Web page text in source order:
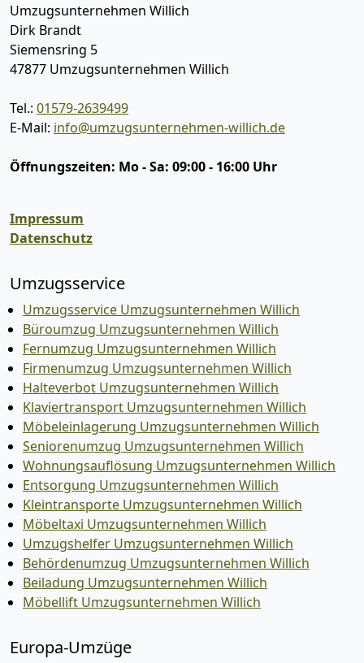
Umzugsunternehmen Willich
Dirk Brandt
Siemensring 5
47877 Umzugsunternehmen Willich
Tel.: 01579-2639499
E-Mail: info@umzugsunternehmen-willich.de
Öffnungszeiten: Mo - Sa: 09:00 - 16:00 Uhr
Impressum
Datenschutz
Umzugsservice
Umzugsservice Umzugsunternehmen Willich
Büroumzug Umzugsunternehmen Willich
Fernumzug Umzugsunternehmen Willich
Firmenumzug Umzugsunternehmen Willich
Halteverbot Umzugsunternehmen Willich
Klaviertransport Umzugsunternehmen Willich
Möbeleinlagerung Umzugsunternehmen Willich
Seniorenumzug Umzugsunternehmen Willich
Wohnungsauflösung Umzugsunternehmen Willich
Entsorgung Umzugsunternehmen Willich
Kleintransporte Umzugsunternehmen Willich
Möbeltaxi Umzugsunternehmen Willich
Umzugshelfer Umzugsunternehmen Willich
Behördenumzug Umzugsunternehmen Willich
Beiladung Umzugsunternehmen Willich
Möbellift Umzugsunternehmen Willich
Europa-Umzüge